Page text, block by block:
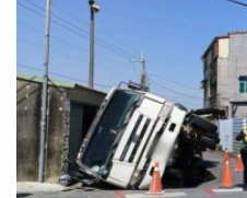
移除翻覆的水泥預拌車，散
清洗處理，後續警方在現場
明，經酒測，朱男酒測值為0
時駕駛的路段是直線，並非
覆，仍讓警方百思不得其解
析研判調查釐清。